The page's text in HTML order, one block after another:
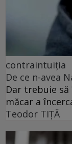
contraintuiția
De ce n-avea
Dar trebuie
măcar a
Teodor TIŢĂ